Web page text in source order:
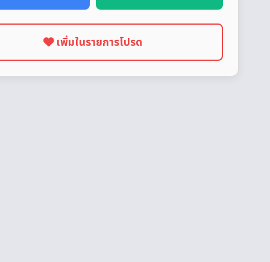
เพิ่มในรายการโปรด